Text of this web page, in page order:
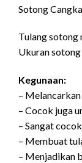
Sotong
Tulang sotong
Ukuran
Kegunaan:
–
– Cocok juga
– Sangat
– Membuat
– Menjadikan